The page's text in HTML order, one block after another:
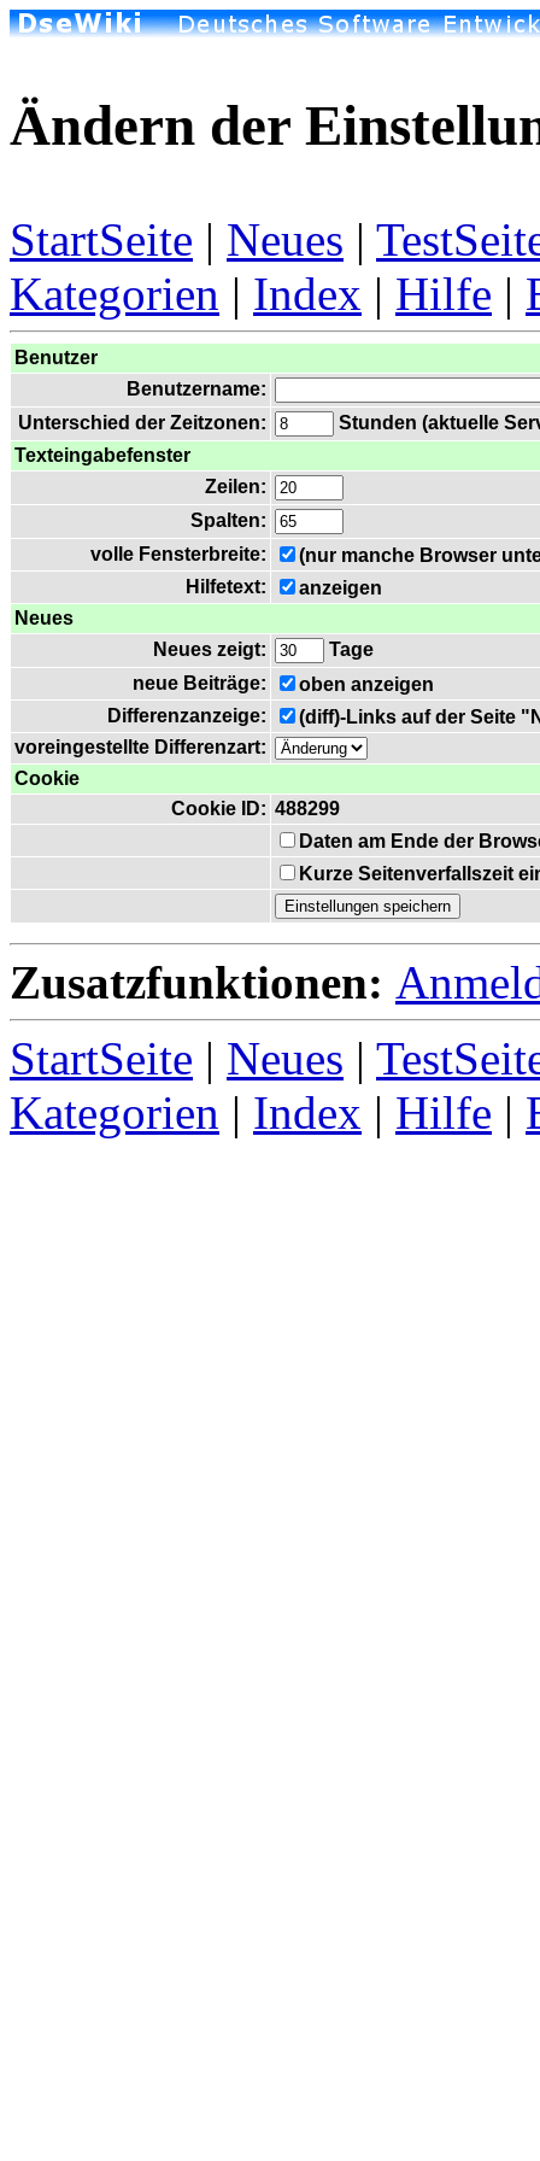
Ändern der
StartSeite | Neues |
Kategorien | Index | Hilfe |
Benutzer
Benutzername:
Unterschied der Zeitzonen:
Stunden (aktuelle
Texteingabefenster
Zeilen:
Spalten:
volle Fensterbreite:
(nur manche Browser
Hilfetext:
anzeigen
Neues
Neues zeigt:
Tage
neue Beiträge:
oben anzeigen
Differenzanzeige:
(diff)-Links auf der Seite
voreingestellte Differenzart:
Cookie
Cookie ID: 488299
Daten am Ende der
Kurze Seitenverfallszeit
Zusatzfunktionen:
StartSeite | Neues |
Kategorien | Index | Hilfe |